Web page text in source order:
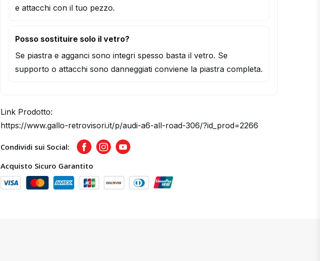
e attacchi con il tuo pezzo.
Posso sostituire solo il vetro?
Se piastra e agganci sono integri spesso basta il vetro. Se
supporto o attacchi sono danneggiati conviene la piastra completa.
Link Prodotto:
https://www.gallo-retrovisori.it/p/audi-a6-all-road-306/?id_prod=2266
Condividi sui Social: FacebookInstagramYoutube
Acquisto Sicuro Garantito